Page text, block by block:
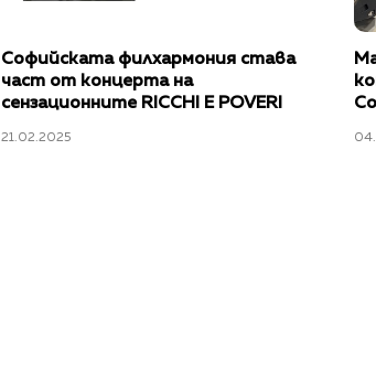
Софийската филхармония става
част от концерта на
сензационните RICCHI E POVERI
21.02.2025